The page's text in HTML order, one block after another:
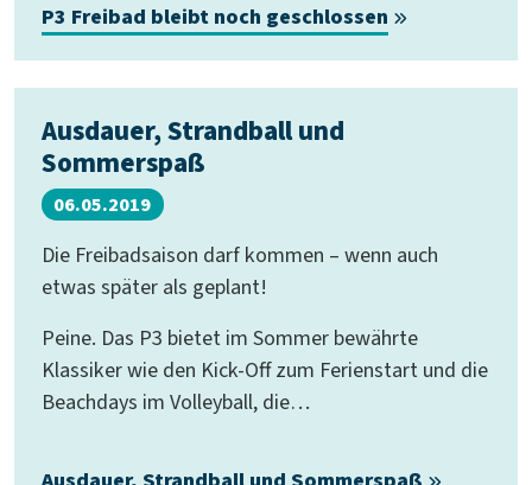
P3 Freibad bleibt noch geschlossen
Ausdauer, Strandball und
Sommerspaß
06.05.2019
Die Freibadsaison darf kommen – wenn auch
etwas später als geplant!
Peine. Das P3 bietet im Sommer bewährte
Klassiker wie den Kick-Off zum Ferienstart und die
Beachdays im Volleyball, die…